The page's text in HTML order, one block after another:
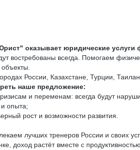
оказывает юридические
востребованы всегда. Помогаем
России, Казахстане, Турции,
наше предложение:
и переменам: всегда будут
опыта;
рост и возможности развития.
лучших тренеров России и своих
доход растёт вместе с